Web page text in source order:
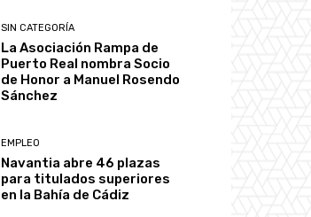
SIN CATEGORÍA
La Asociación Rampa de
Puerto Real nombra Socio
de Honor a Manuel Rosendo
Sánchez
EMPLEO
Navantia abre 46 plazas
para titulados superiores
en la Bahía de Cádiz